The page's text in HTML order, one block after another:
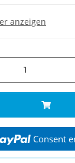
anzeigen
Consent